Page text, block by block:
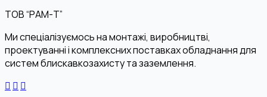
ТОВ “РАМ-Т”
Ми спеціалізуємось на монтажі, виробництві,
проектуванні і комплексних поставках обладнання для
систем блискавкозахисту та заземлення.